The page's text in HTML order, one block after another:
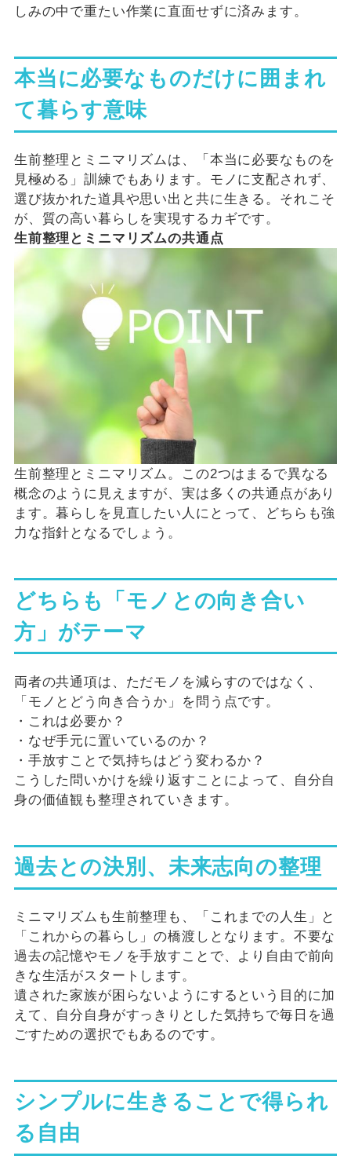
しみの中で重たい作業に直面せずに済みます。
本当に必要なものだけに囲まれ
て暮らす意味
生前整理とミニマリズムは、「本当に必要なものを
見極める」訓練でもあります。モノに支配されず、
選び抜かれた道具や思い出と共に生きる。それこそ
が、質の高い暮らしを実現するカギです。
生前整理とミニマリズムの共通点
生前整理とミニマリズム。この2つはまるで異なる
概念のように見えますが、実は多くの共通点があり
ます。暮らしを見直したい人にとって、どちらも強
力な指針となるでしょう。
どちらも「モノとの向き合い
方」がテーマ
両者の共通項は、ただモノを減らすのではなく、
「モノとどう向き合うか」を問う点です。
・これは必要か？
・なぜ手元に置いているのか？
・手放すことで気持ちはどう変わるか？
こうした問いかけを繰り返すことによって、自分自
身の価値観も整理されていきます。
過去との決別、未来志向の整理
ミニマリズムも生前整理も、「これまでの人生」と
「これからの暮らし」の橋渡しとなります。不要な
過去の記憶やモノを手放すことで、より自由で前向
きな生活がスタートします。
遺された家族が困らないようにするという目的に加
えて、自分自身がすっきりとした気持ちで毎日を過
ごすための選択でもあるのです。
シンプルに生きることで得られ
る自由